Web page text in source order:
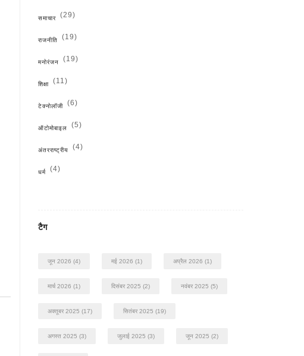
समाचार (29)
राजनीति (19)
मनोरंजन (19)
शिक्षा (11)
टेक्नोलॉजी (6)
ऑटोमोबाइल (5)
अंतरराष्ट्रीय (4)
धर्म (4)
टैग
जून 2026 (4) मई 2026 (1) अप्रैल 2026 (1)
मार्च 2026 (1) दिसंबर 2025 (2) नवंबर 2025 (5)
अक्तूबर 2025 (17) सितंबर 2025 (19)
अगस्त 2025 (3) जुलाई 2025 (3) जून 2025 (2)